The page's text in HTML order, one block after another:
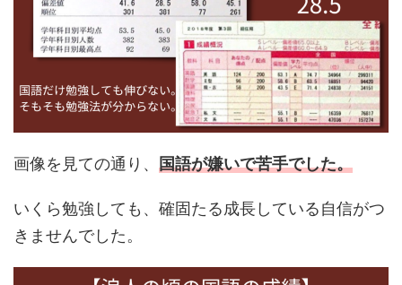
画像を見ての通り、 国語が嫌いで苦手でした。
いくら勉強しても、確固たる成長している自信がつ
きませんでした。